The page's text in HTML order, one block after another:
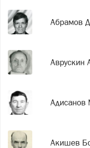
Абрамов
Аврускин
Адисанов
Акишев